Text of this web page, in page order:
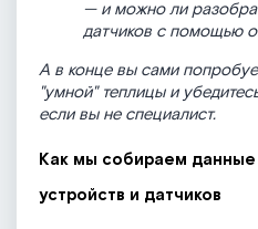
— и можно ли
датчиков с помощью
А в конце вы сами
"умной" теплицы и
если вы не специалист.
Как мы собираем
устройств и датчиков